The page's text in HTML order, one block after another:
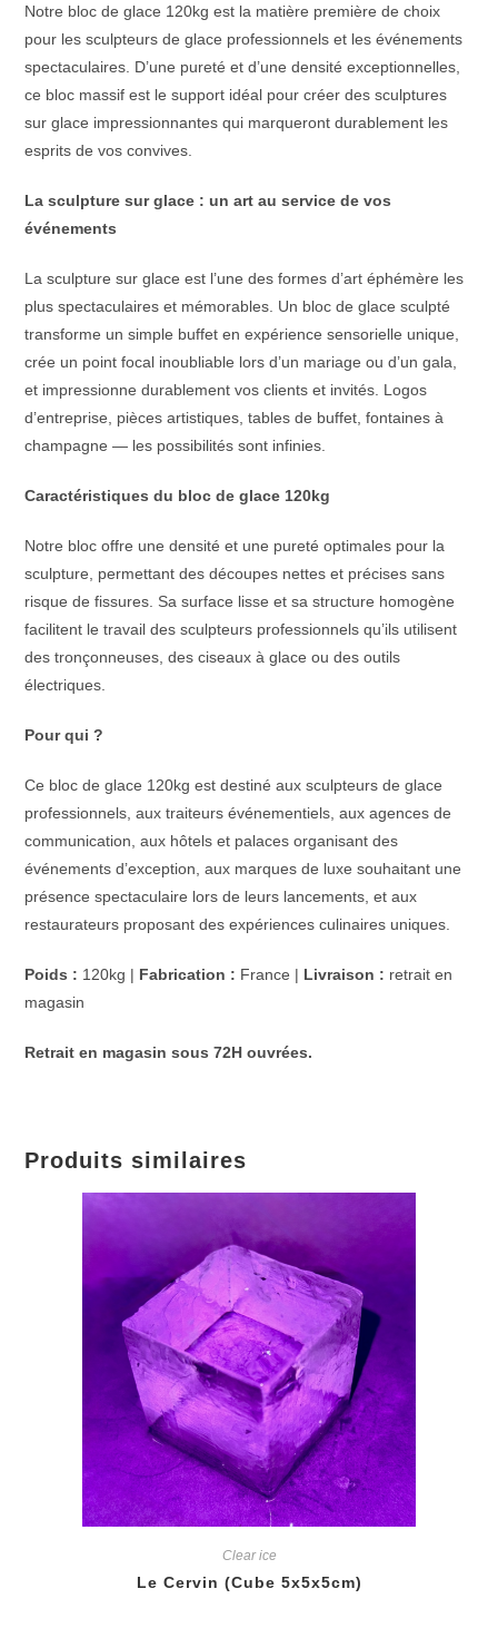
Notre bloc de glace 120kg est la matière première de choix
pour les sculpteurs de glace professionnels et les événements
spectaculaires. D’une pureté et d’une densité exceptionnelles,
ce bloc massif est le support idéal pour créer des sculptures
sur glace impressionnantes qui marqueront durablement les
esprits de vos convives.
La sculpture sur glace : un art au service de vos
événements
La sculpture sur glace est l’une des formes d’art éphémère les
plus spectaculaires et mémorables. Un bloc de glace sculpté
transforme un simple buffet en expérience sensorielle unique,
crée un point focal inoubliable lors d’un mariage ou d’un gala,
et impressionne durablement vos clients et invités. Logos
d’entreprise, pièces artistiques, tables de buffet, fontaines à
champagne — les possibilités sont infinies.
Caractéristiques du bloc de glace 120kg
Notre bloc offre une densité et une pureté optimales pour la
sculpture, permettant des découpes nettes et précises sans
risque de fissures. Sa surface lisse et sa structure homogène
facilitent le travail des sculpteurs professionnels qu’ils utilisent
des tronçonneuses, des ciseaux à glace ou des outils
électriques.
Pour qui ?
Ce bloc de glace 120kg est destiné aux sculpteurs de glace
professionnels, aux traiteurs événementiels, aux agences de
communication, aux hôtels et palaces organisant des
événements d’exception, aux marques de luxe souhaitant une
présence spectaculaire lors de leurs lancements, et aux
restaurateurs proposant des expériences culinaires uniques.
Poids : 120kg | Fabrication : France | Livraison : retrait en
magasin
Retrait en magasin sous 72H ouvrées.
Produits similaires
Clear ice
Le Cervin (Cube 5x5x5cm)